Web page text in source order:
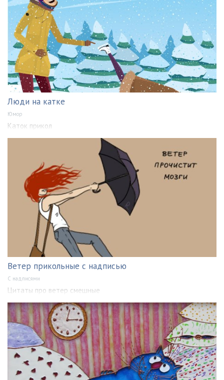
Люди на катке
Юмор
Каток прикол
Ветер прикольные с надписью
С надписями
Цитаты про ветер смешные